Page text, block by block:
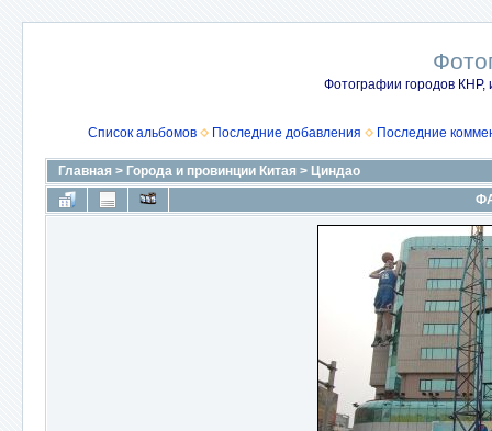
Фотографии городов КНР,
Список альбомов Последние добавления Последние
Главная > Города и провинции Китая > Циндао